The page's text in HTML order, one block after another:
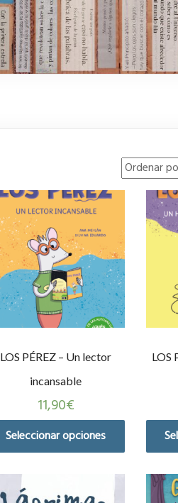
LOS PÉREZ – Un lector
incansable
11,90€
Seleccionar opciones
LOS